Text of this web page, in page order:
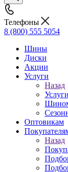
Телефоны
8 (800) 555 5054
Шины
Диски
Акции
Услуги
Назад
Услуги
Оптовикам
Назад